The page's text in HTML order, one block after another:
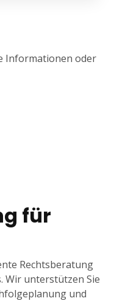
Informationen oder
für
Rechtsberatung
Wir unterstützen Sie
und